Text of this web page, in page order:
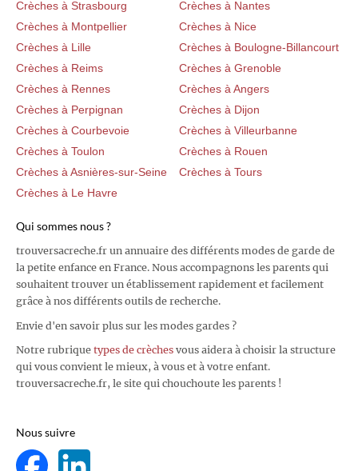
Crèches à Strasbourg
Crèches à Nantes
Crèches à Montpellier
Crèches à Nice
Crèches à Lille
Crèches à Boulogne-Billancourt
Crèches à Reims
Crèches à Grenoble
Crèches à Rennes
Crèches à Angers
Crèches à Perpignan
Crèches à Dijon
Crèches à Courbevoie
Crèches à Villeurbanne
Crèches à Toulon
Crèches à Rouen
Crèches à Asnières-sur-Seine
Crèches à Tours
Crèches à Le Havre
Qui sommes nous ?
trouversacreche.fr un annuaire des différents modes de garde de
la petite enfance en France. Nous accompagnons les parents qui
souhaitent trouver un établissement rapidement et facilement
grâce à nos différents outils de recherche.
Envie d'en savoir plus sur les modes gardes ?
Notre rubrique types de crèches vous aidera à choisir la structure
qui vous convient le mieux, à vous et à votre enfant.
trouversacreche.fr, le site qui chouchoute les parents !
Nous suivre